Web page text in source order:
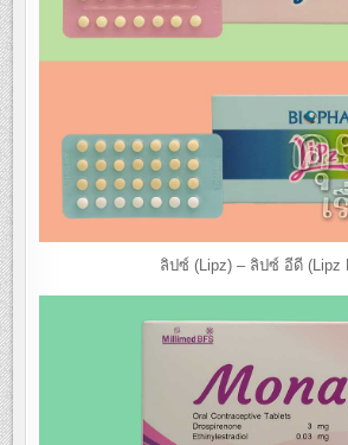
ลิปซ์ (Lipz) – ลิปซ์ อีดี (Lipz